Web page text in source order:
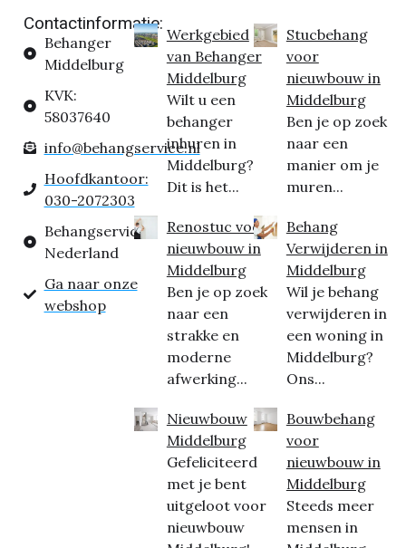
Contactinformatie:
Behanger
Middelburg
KVK:
58037640
info@behangservice.nl
Hoofdkantoor:
030-2072303
Behangservice
Nederland
Ga naar onze
webshop
Werkgebied
van Behanger
Middelburg
Wilt u een
behanger
inhuren in
Middelburg?
Dit is het...
Renostuc voor
nieuwbouw in
Middelburg
Ben je op zoek
naar een
strakke en
moderne
afwerking...
Nieuwbouw
Middelburg
Gefeliciteerd
met je bent
uitgeloot voor
nieuwbouw
Stucbehang
voor
nieuwbouw in
Middelburg
Ben je op zoek
naar een
manier om je
muren...
Behang
Verwijderen in
Middelburg
Wil je behang
verwijderen in
een woning in
Middelburg?
Ons...
Bouwbehang
voor
nieuwbouw in
Middelburg
Steeds meer
mensen in